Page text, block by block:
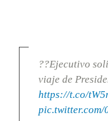
??Ejecutivo
viaje de
https://t.co/
pic.twitter.com/